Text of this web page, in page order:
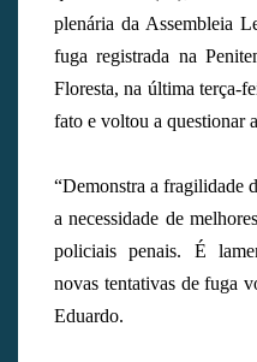
plenária da Assembleia
fuga registrada na
Floresta, na última terça-
fato e voltou a questionar
“Demonstra a fragilidade
a necessidade de
policiais penais. É
novas tentativas de fuga
Eduardo.